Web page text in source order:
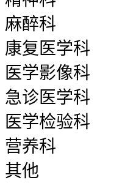
麻醉科
康复医学科
医学影像科
急诊医学科
医学检验科
营养科
其他